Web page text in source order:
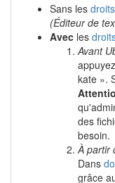
Sans les
(Éditeur de
Avec les
Avant
kate ».
des
besoin.
À partir
Dans
grâce